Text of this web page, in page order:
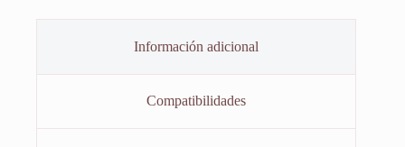
Información adicional
Compatibilidades